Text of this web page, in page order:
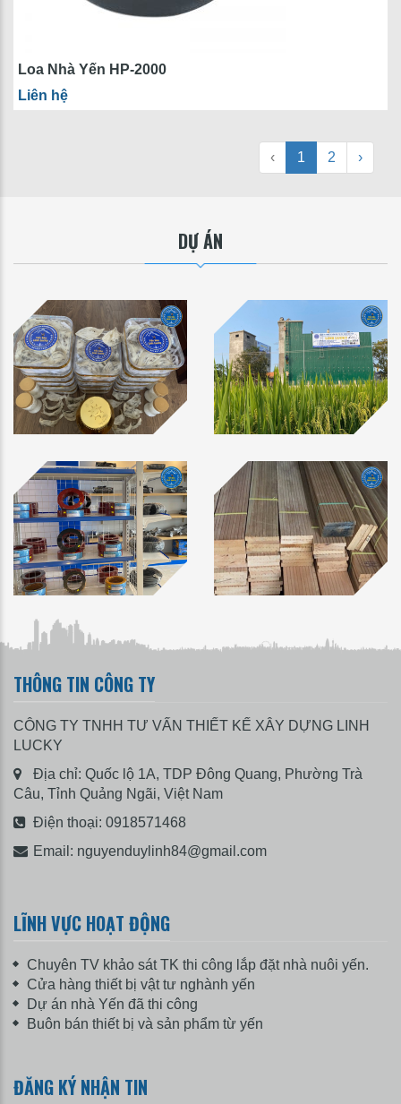
Loa Nhà Yến HP-2000
Liên hệ
‹ 1 2 ›
DỰ ÁN
THÔNG TIN CÔNG TY
CÔNG TY TNHH TƯ VẤN THIẾT KẾ XÂY DỰNG LINH
LUCKY
Địa chỉ: Quốc lộ 1A, TDP Đông Quang, Phường Trà
Câu, Tỉnh Quảng Ngãi, Việt Nam
Điện thoại: 0918571468
Email: nguyenduylinh84@gmail.com
LĨNH VỰC HOẠT ĐỘNG
Chuyên TV khảo sát TK thi công lắp đặt nhà nuôi yến.
Cửa hàng thiết bị vật tư nghành yến
Dự án nhà Yến đã thi công
Buôn bán thiết bị và sản phẩm từ yến
ĐĂNG KÝ NHẬN TIN